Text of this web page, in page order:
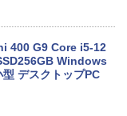
8世代 8265U メモ
15.6型 WEBカメラ
Fi 整備済み 新品
400 G9 Core i5-12
Windows
デスクトップPC